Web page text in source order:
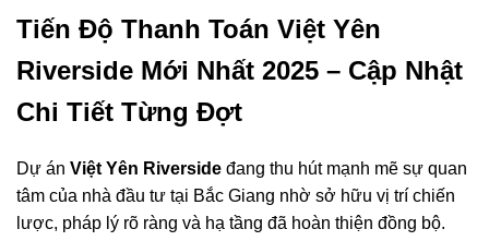
Tiến Độ Thanh Toán Việt Yên
Riverside Mới Nhất 2025 – Cập Nhật
Chi Tiết Từng Đợt
Dự án Việt Yên Riverside đang thu hút mạnh mẽ sự quan
tâm của nhà đầu tư tại Bắc Giang nhờ sở hữu vị trí chiến
lược, pháp lý rõ ràng và hạ tầng đã hoàn thiện đồng bộ.